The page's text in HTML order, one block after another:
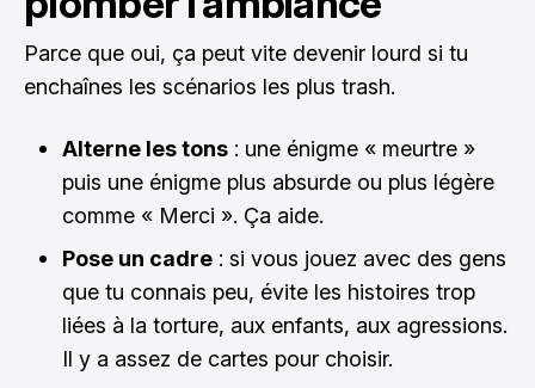
Parce que oui, ça peut vite devenir lourd si tu
enchaînes les scénarios les plus trash.
Alterne les tons : une énigme « meurtre »
puis une énigme plus absurde ou plus légère
comme « Merci ». Ça aide.
Pose un cadre : si vous jouez avec des gens
que tu connais peu, évite les histoires trop
liées à la torture, aux enfants, aux agressions.
Il y a assez de cartes pour choisir.